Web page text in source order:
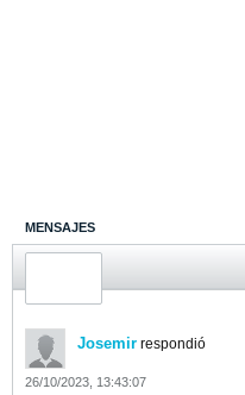
MENSAJES
ÚLTIMA ACTIVIDAD
Josemir respondió
26/10/2023, 13:43:07